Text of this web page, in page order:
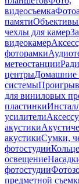
видеосъемка
памятиОбъективы
чехлы для камер
видеокамер
фоторамки
метеостанции
центрыДомашние
системы
для виниловых
пластинки
усилители
акустики
акустикиСумки,
фотостудии
освещение
фотостудии
предметной